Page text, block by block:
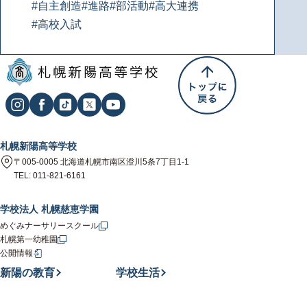
#自主創造#進路#部活動#高大連携
#高校入試
札幌新陽高等学校
〒005-0005 北海道札幌市南区澄川5条7丁目1-1
TEL: 011-821-6161
学校法人 札幌慈恵学園
めぐみナーサリースクール
札幌第一幼稚園
公開情報
新陽の教育 学校生活